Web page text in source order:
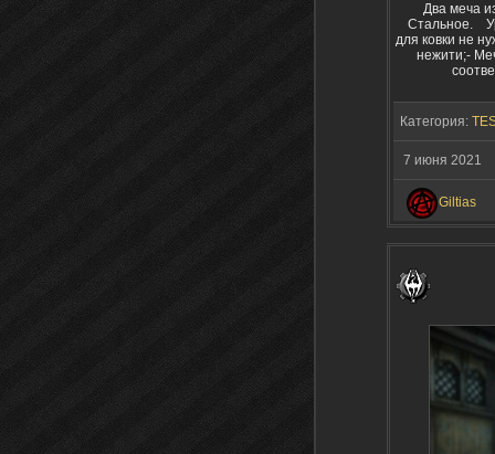
Два меча
Стальное.
для ковки не
нежити;-
Категория:
7 июня 2021
Giltias